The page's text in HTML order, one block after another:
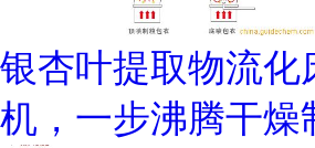
银杏叶提取物流化
机，一步沸腾干燥